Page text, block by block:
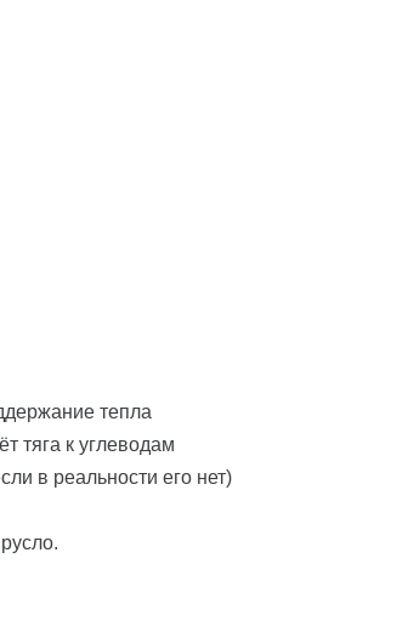
тепла
тяга к углеводам
в реальности его нет)